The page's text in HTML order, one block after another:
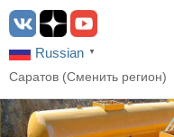
Russian ▼
Саратов (Сменить регион)